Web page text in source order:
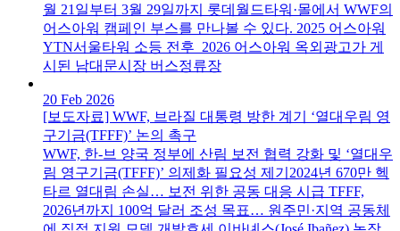
월 21일부터 3월 29일까지 롯데월드타워·몰에서 WWF의
어스아워 캠페인 부스를 만나볼 수 있다. 2025 어스아워
YTN서울타워 소등 전후 2026 어스아워 옥외광고가 게
시된 남대문시장 버스정류장
20 Feb 2026
[보도자료] WWF, 브라질 대통령 방한 계기 ‘열대우림 영
구기금(TFFF)’ 논의 촉구
WWF, 한-브 양국 정부에 산림 보전 협력 강화 및 ‘열대우
림 영구기금(TFFF)’ 의제화 필요성 제기2024년 670만 헥
타르 열대림 손실… 보전 위한 공동 대응 시급 TFFF,
2026년까지 100억 달러 조성 목표… 원주민·지역 공동체